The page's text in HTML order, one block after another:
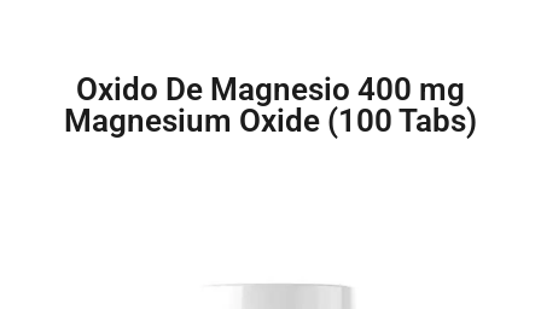
Oxido De Magnesio 400 mg
Magnesium Oxide (100 Tabs)